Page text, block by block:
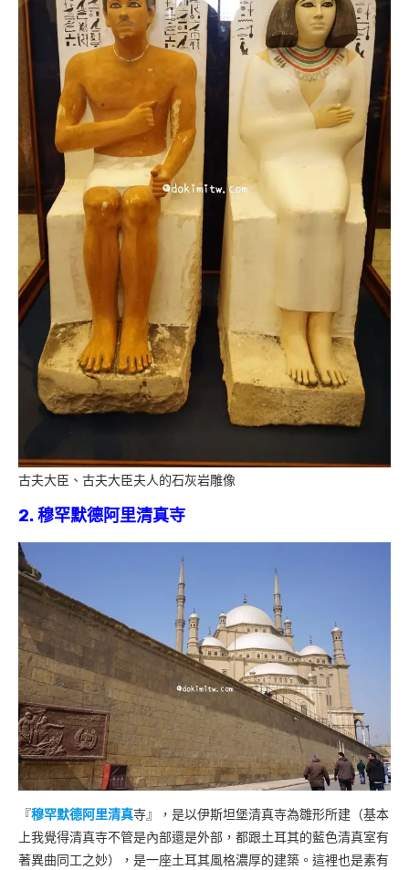
古夫大臣、古夫大臣夫人的石灰岩雕像
2. 穆罕默德阿里清真寺
『穆罕默德阿里清真寺』，是以伊斯坦堡清真寺為雛形所建（基本
上我覺得清真寺不管是內部還是外部，都跟土耳其的藍色清真室有
著異曲同工之妙），是一座土耳其風格濃厚的建築。這裡也是素有